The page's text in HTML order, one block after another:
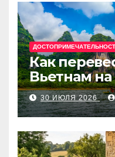
Как
Вьетнам
счёт:
банки
30 ИЮЛЯ 2026